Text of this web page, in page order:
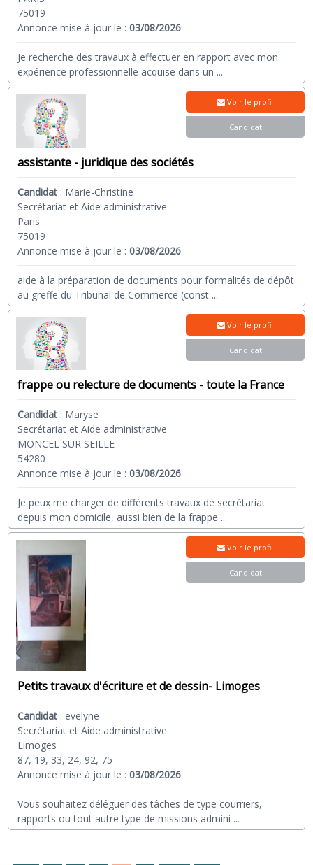
75019
Annonce mise à jour le :03/08/2026
Je recherche des travaux à effectuer en rapport avec mon
expérience professionnelle acquise dans un ...
assistante - juridique des sociétés
Candidat : Marie-Christine
Secrétariat et Aide administrative
Paris
75019
Annonce mise à jour le :03/08/2026
aide à la préparation de documents pour formalités de dépôt
au greffe du Tribunal de Commerce (const ...
Voir le profil
Candidat
frappe ou relecture de documents - toute la France
Candidat : Maryse
Secrétariat et Aide administrative
MONCEL SUR SEILLE
54280
Annonce mise à jour le :03/08/2026
Je peux me charger de différents travaux de secrétariat
depuis mon domicile, aussi bien de la frappe ...
Voir le profil
Candidat
Petits travaux d'écriture et de dessin- Limoges
Candidat : evelyne
Secrétariat et Aide administrative
Limoges
87, 19, 33, 24, 92, 75
Annonce mise à jour le :03/08/2026
Vous souhaitez déléguer des tâches de type courriers,
rapports ou tout autre type de missions admini ...
Voir le profil
Candidat